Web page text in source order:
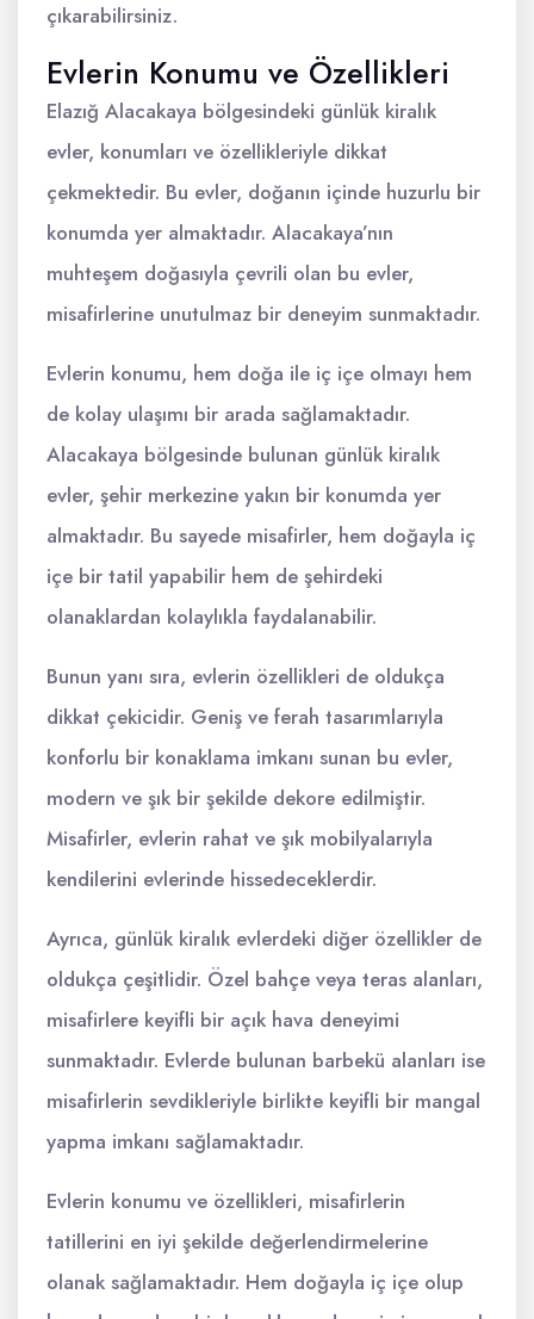
çıkarabilirsiniz.
Evlerin Konumu ve Özellikleri
Elazığ Alacakaya bölgesindeki günlük kiralık
evler, konumları ve özellikleriyle dikkat
çekmektedir. Bu evler, doğanın içinde huzurlu bir
konumda yer almaktadır. Alacakaya’nın
muhteşem doğasıyla çevrili olan bu evler,
misafirlerine unutulmaz bir deneyim sunmaktadır.
Evlerin konumu, hem doğa ile iç içe olmayı hem
de kolay ulaşımı bir arada sağlamaktadır.
Alacakaya bölgesinde bulunan günlük kiralık
evler, şehir merkezine yakın bir konumda yer
almaktadır. Bu sayede misafirler, hem doğayla iç
içe bir tatil yapabilir hem de şehirdeki
olanaklardan kolaylıkla faydalanabilir.
Bunun yanı sıra, evlerin özellikleri de oldukça
dikkat çekicidir. Geniş ve ferah tasarımlarıyla
konforlu bir konaklama imkanı sunan bu evler,
modern ve şık bir şekilde dekore edilmiştir.
Misafirler, evlerin rahat ve şık mobilyalarıyla
kendilerini evlerinde hissedeceklerdir.
Ayrıca, günlük kiralık evlerdeki diğer özellikler de
oldukça çeşitlidir. Özel bahçe veya teras alanları,
misafirlere keyifli bir açık hava deneyimi
sunmaktadır. Evlerde bulunan barbekü alanları ise
misafirlerin sevdikleriyle birlikte keyifli bir mangal
yapma imkanı sağlamaktadır.
Evlerin konumu ve özellikleri, misafirlerin
tatillerini en iyi şekilde değerlendirmelerine
olanak sağlamaktadır. Hem doğayla iç içe olup